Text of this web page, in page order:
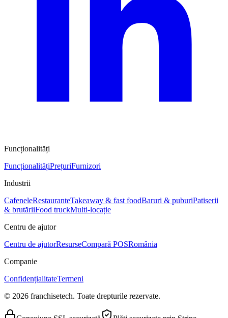
Funcționalități
FuncționalitățiPrețuriFurnizori
Industrii
CafeneleRestauranteTakeaway & fast foodBaruri & puburiPatiserii
& brutăriiFood truckMulti-locație
Centru de ajutor
Centru de ajutorResurseCompară POSRomânia
Companie
ConfidențialitateTermeni
© 2026 franchisetech. Toate drepturile rezervate.